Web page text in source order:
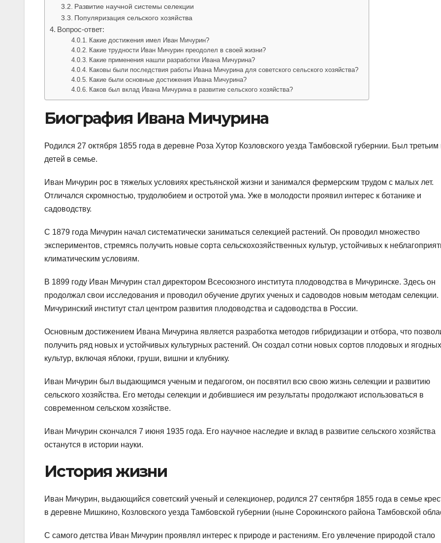
Развитие научной системы селекции
Популяризация сельского хозяйства
Вопрос-ответ:
Какие достижения имел Иван Мичурин?
Какие трудности Иван Мичурин преодолел в своей жизни?
Какие применения нашли разработки Ивана Мичурина?
Каковы были последствия работы Ивана Мичурина для советского сельского хозяйства?
Какие были основные достижения Ивана Мичурина?
Каков был вклад Ивана Мичурина в развитие сельского хозяйства?
Биография Ивана Мичурина
Родился 27 октября 1855 года в деревне Роза Хутор Козловского уезда Тамбовской губернии. Был третьим
детей в семье.
Иван Мичурин рос в тяжелых условиях крестьянской жизни и занимался фермерским трудом с малых лет.
Отличался скромностью, трудолюбием и остротой ума. Уже в молодости проявил интерес к ботанике и
садоводству.
С 1879 года Мичурин начал систематически заниматься селекцией растений. Он проводил множество
экспериментов, стремясь получить новые сорта сельскохозяйственных культур, устойчивых к
климатическим условиям.
В 1899 году Иван Мичурин стал директором Всесоюзного института плодоводства в Мичуринске. Здесь он
продолжал свои исследования и проводил обучение других ученых и садоводов новым методам селекции.
Мичуринский институт стал центром развития плодоводства и садоводства в России.
Основным достижением Ивана Мичурина является разработка методов гибридизации и отбора, что
получить ряд новых и устойчивых культурных растений. Он создал сотни новых сортов плодовых и ягодных
культур, включая яблоки, груши, вишни и клубнику.
Иван Мичурин был выдающимся ученым и педагогом, он посвятил всю свою жизнь селекции и развитию
сельского хозяйства. Его методы селекции и добившиеся им результаты продолжают использоваться в
современном сельском хозяйстве.
Иван Мичурин скончался 7 июня 1935 года. Его научное наследие и вклад в развитие сельского хозяйства
останутся в истории науки.
История жизни
Иван Мичурин, выдающийся советский ученый и селекционер, родился 27 сентября 1855 года в семье
в деревне Мишкино, Козловского уезда Тамбовской губернии (ныне Сорокинского района Тамбовской
С самого детства Иван Мичурин проявлял интерес к природе и растениям. Его увлечение природой стало